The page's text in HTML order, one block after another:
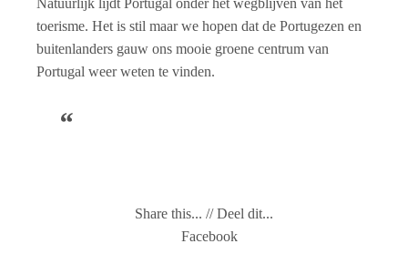
Natuurlijk lijdt Portugal onder het wegblijven van het
toerisme. Het is stil maar we hopen dat de Portugezen en
buitenlanders gauw ons mooie groene centrum van
Portugal weer weten te vinden.
Share this... // Deel dit...
Facebook